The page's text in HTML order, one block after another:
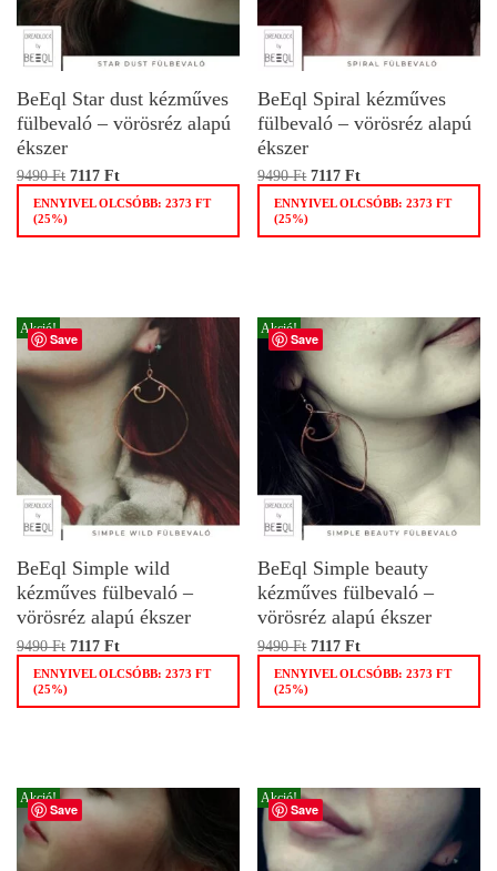
BeEql Star dust kézműves
fülbevaló – vörösréz alapú
ékszer
9490Ft 7117 Ft
ENNYIVEL OLCSÓBB: 2373 FT
(25%)
BeEql Spiral kézműves
fülbevaló – vörösréz alapú
ékszer
9490Ft 7117Ft
ENNYIVEL OLCSÓBB:2373FT
(25%)
Save
Akció!
BeEql Simple wild
kézműves fülbevaló –
vörösréz alapú ékszer
9490Ft 7117 Ft
ENNYIVEL OLCSÓBB: 2373 FT
(25%)
Save
Akció!
BeEql Simple beauty
kézműves fülbevaló –
vörösréz alapú ékszer
9490Ft 7117Ft
ENNYIVEL OLCSÓBB:2373FT
(25%)
Save
Akció!
Save
Akció!